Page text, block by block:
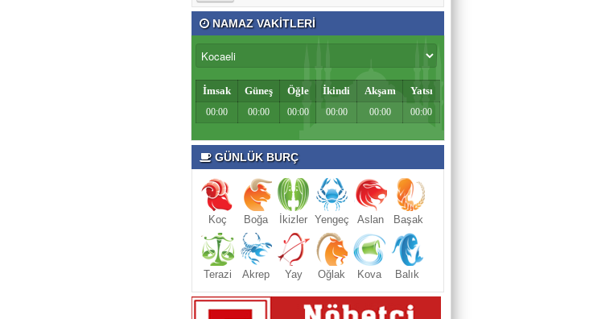
NAMAZ VAKİTLERİ
İmsak Güneş Öğle İkindi Akşam Yatsı
00:00 00:00 00:00 00:00 00:00 00:00
GÜNLÜK BURÇ
Koç Boğa İkizler Yengeç Aslan Başak
Terazi Akrep Yay Oğlak Kova Balık